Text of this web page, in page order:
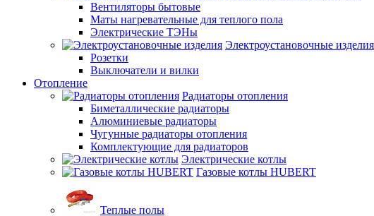
Вентиляторы бытовые
Маты нагревательные для теплого пола
Электрические ТЭНы
Электроустановочные изделия
Розетки
Выключатели и вилки
Отопление
Радиаторы отопления
Биметаллические радиаторы
Алюминиевые радиаторы
Чугунные радиаторы отопления
Комплектующие для радиаторов
Электрические котлы
Газовые котлы HUBERT
Теплые полы